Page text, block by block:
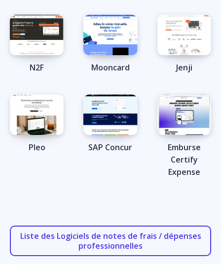
N2F Mooncard Jenji
Pleo SAP Concur
Emburse
Certify
Expense
Liste des Logiciels de notes de frais / dépenses
professionnelles